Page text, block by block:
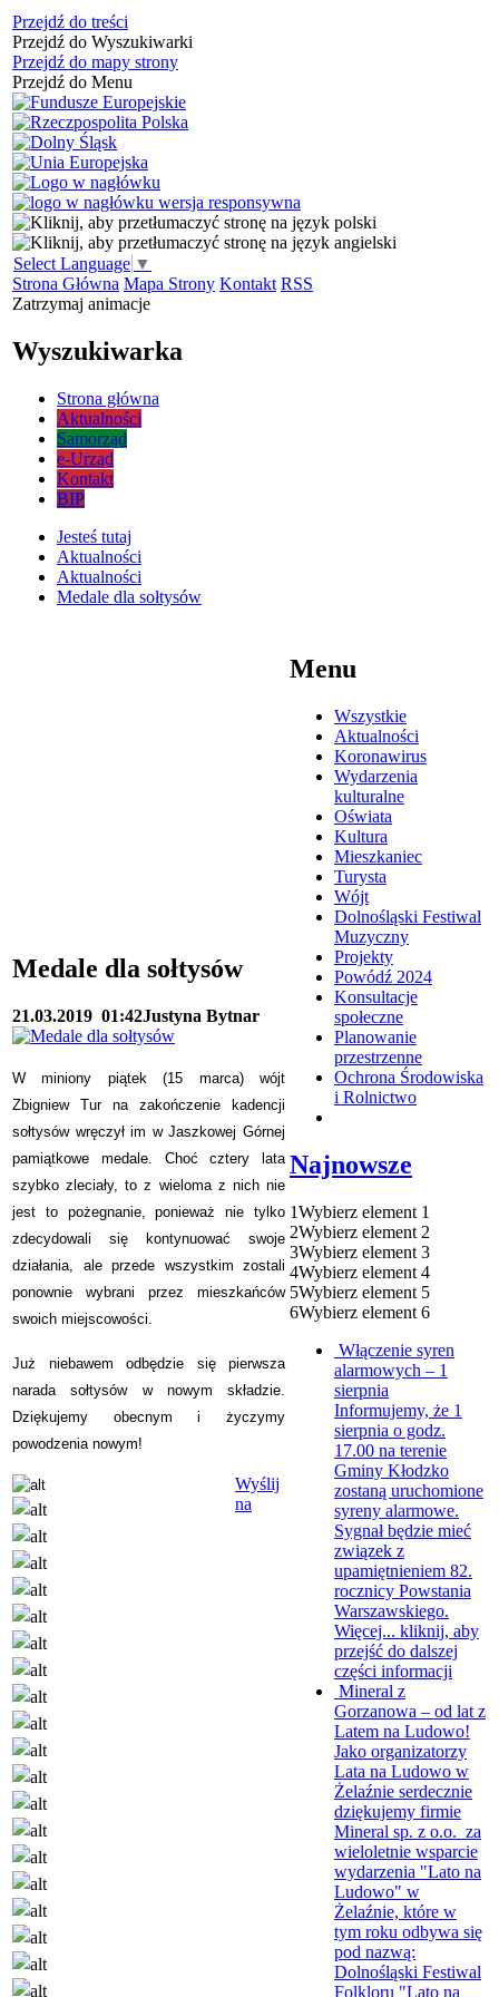
Przejdź do treści
Przejdź do Wyszukiwarki
Przejdź do mapy strony
Przejdź do Menu
Select Language ▼
Strona Główna Mapa Strony Kontakt RSS
Zatrzymaj animacje
Wyszukiwarka
Strona główna
Aktualności
Samorząd
e-Urząd
Kontakt
BIP
Jesteś tutaj
Aktualności
Aktualności
Medale dla sołtysów
Medale dla sołtysów
21.03.2019 01:42Justyna Bytnar
W miniony piątek (15 marca) wójt
Zbigniew Tur na zakończenie kadencji
sołtysów wręczył im w Jaszkowej Górnej
pamiątkowe medale. Choć cztery lata
szybko zleciały, to z wieloma z nich nie
jest to pożegnanie, ponieważ nie tylko
zdecydowali się kontynuować swoje
działania, ale przede wszystkim zostali
ponownie wybrani przez mieszkańców
swoich miejscowości.
Już niebawem odbędzie się pierwsza
narada sołtysów w nowym składzie.
Dziękujemy obecnym i życzymy
powodzenia nowym!
Wyślij
na
Menu
Wszystkie
Aktualności
Koronawirus
Wydarzenia
kulturalne
Oświata
Kultura
Mieszkaniec
Turysta
Wójt
Dolnośląski Festiwal
Muzyczny
Projekty
Powódź 2024
Konsultacje
społeczne
Planowanie
przestrzenne
Ochrona Środowiska
i Rolnictwo
Najnowsze
1Wybierz element 1
2Wybierz element 2
3Wybierz element 3
4Wybierz element 4
5Wybierz element 5
6Wybierz element 6
Włączenie syren
alarmowych – 1
sierpnia
Informujemy, że 1
sierpnia o godz.
17.00 na terenie
Gminy Kłodzko
zostaną uruchomione
syreny alarmowe.
Sygnał będzie mieć
związek z
upamiętnieniem 82.
rocznicy Powstania
Warszawskiego.
Więcej... kliknij, aby
przejść do dalszej
części informacji
Mineral z
Gorzanowa – od lat z
Latem na Ludowo!
Jako organizatorzy
Lata na Ludowo w
Żelaźnie serdecznie
dziękujemy firmie
Mineral sp. z o.o. za
wieloletnie wsparcie
wydarzenia "Lato na
Ludowo" w
Żelaźnie, które w
tym roku odbywa się
pod nazwą:
Dolnośląski Festiwal
Folkloru "Lato na